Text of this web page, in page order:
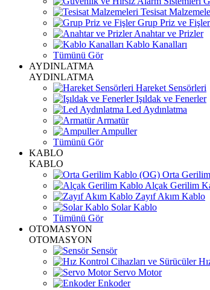
Tesisat
Grup Priz ve Fişler
Anahtar ve Prizler
Kablo Kanalları
Tümünü Gör
AYDINLATMA
AYDINLATMA
Hareket Sensörleri
Işıldak ve Fenerler
Led Aydınlatma
Armatür
Ampuller
Tümünü Gör
KABLO
KABLO
Orta
Alçak Gerilim
Zayıf Akım Kablo
Solar Kablo
Tümünü Gör
OTOMASYON
OTOMASYON
Sensör
Servo Motor
Enkoder